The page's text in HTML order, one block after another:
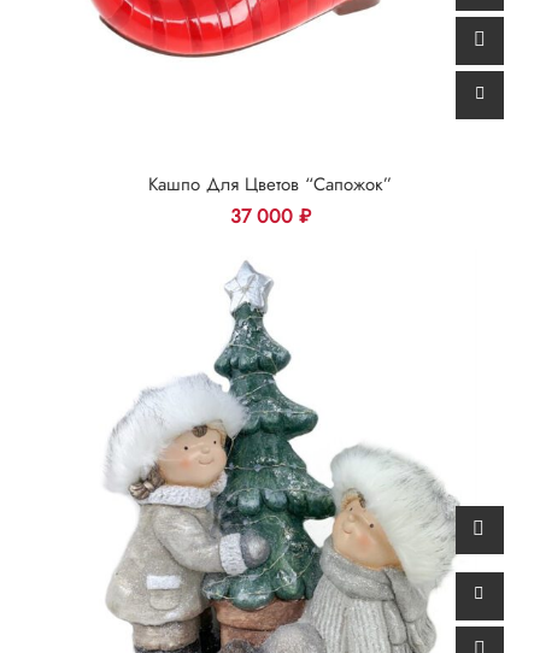
Кашпо Для Цветов “Сапожок”
37 000 ₽